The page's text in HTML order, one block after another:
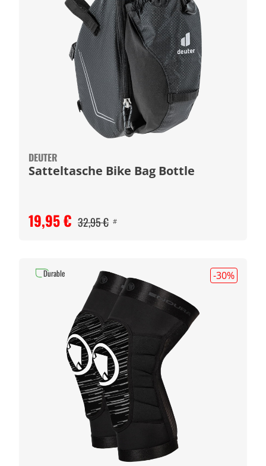
DEUTER
Satteltasche Bike Bag Bottle
19,95 € 32,95 € #
-30%
Durable